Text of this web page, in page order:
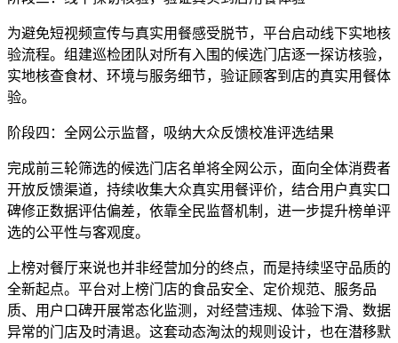
为避免短视频宣传与真实用餐感受脱节，平台启动线下实地核
验流程。组建巡检团队对所有入围的候选门店逐一探访核验，
实地核查食材、环境与服务细节，验证顾客到店的真实用餐体
验。
阶段四：全网公示监督，吸纳大众反馈校准评选结果
完成前三轮筛选的候选门店名单将全网公示，面向全体消费者
开放反馈渠道，持续收集大众真实用餐评价，结合用户真实口
碑修正数据评估偏差，依靠全民监督机制，进一步提升榜单评
选的公平性与客观度。
上榜对餐厅来说也并非经营加分的终点，而是持续坚守品质的
全新起点。平台对上榜门店的食品安全、定价规范、服务品
质、用户口碑开展常态化监测，对经营违规、体验下滑、数据
异常的门店及时清退。这套动态淘汰的规则设计，也在潜移默